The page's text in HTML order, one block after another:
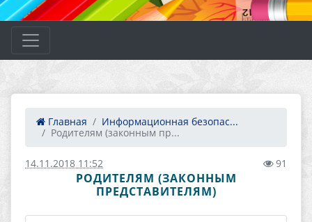
Главная
Информационная безопас...
Родителям (законным пр...
14.11.2018 11:52 91
РОДИТЕЛЯМ (ЗАКОННЫМ
ПРЕДСТАВИТЕЛЯМ)